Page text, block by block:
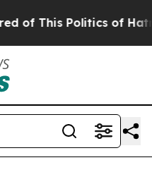
Politics of Hatred”